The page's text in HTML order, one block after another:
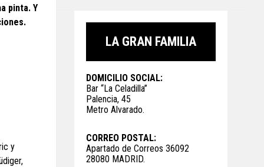
pinta. Y
y
LA GRAN FAMILIA
DOMICILIO SOCIAL:
Bar “La Celadilla”
Palencia, 45
Metro Alvarado.
CORREO POSTAL:
Apartado de Correos 36092
28080 MADRID.